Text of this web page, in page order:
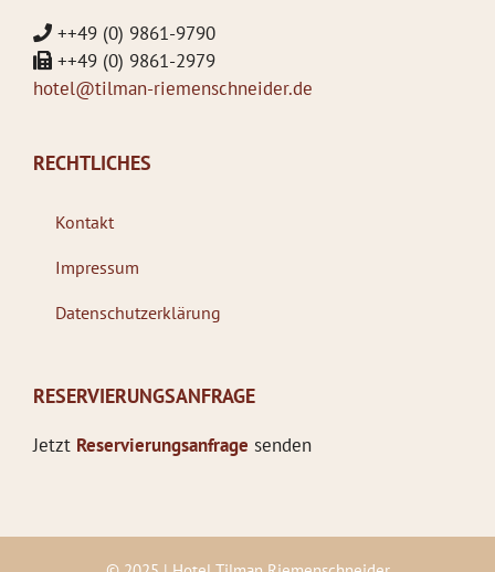
++49 (0) 9861-9790
++49 (0) 9861-2979
hotel@tilman-riemenschneider.de
RECHTLICHES
Kontakt
Impressum
Datenschutzerklärung
RESERVIERUNGSANFRAGE
Jetzt Reservierungsanfrage senden